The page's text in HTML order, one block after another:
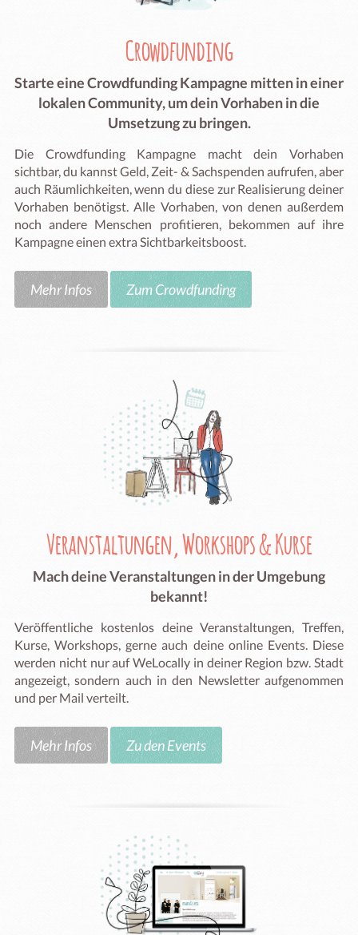
Crowdfunding
Starte eine Crowdfunding Kampagne mitten in einer
lokalen Community, um dein Vorhaben in die
Umsetzung zu bringen.
Die Crowdfunding Kampagne macht dein Vorhaben
sichtbar, du kannst Geld, Zeit- & Sachspenden aufrufen, aber
auch Räumlichkeiten, wenn du diese zur Realisierung deiner
Vorhaben benötigst. Alle Vorhaben, von denen außerdem
noch andere Menschen profitieren, bekommen auf ihre
Kampagne einen extra Sichtbarkeitsboost.
Mehr Infos Zum Crowdfunding
Veranstaltungen, Workshops & Kurse
Mach deine Veranstaltungen in der Umgebung
bekannt!
Veröffentliche kostenlos deine Veranstaltungen, Treffen,
Kurse, Workshops, gerne auch deine online Events. Diese
werden nicht nur auf WeLocally in deiner Region bzw. Stadt
angezeigt, sondern auch in den Newsletter aufgenommen
und per Mail verteilt.
Mehr Infos Zu den Events